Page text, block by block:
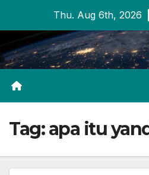
content
Thu. Aug 6th, 2026
Tag:apa itu